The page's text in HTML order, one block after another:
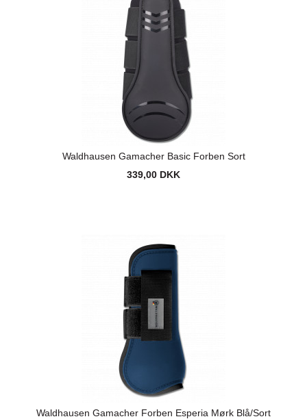
Waldhausen Gamacher Basic Forben Sort
339,00 DKK
Waldhausen Gamacher Forben Esperia Mørk Blå/Sort